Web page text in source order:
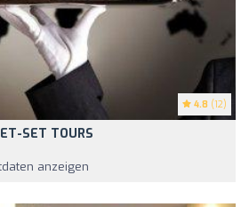
4.8 (12)
SET TOURS
anzeigen